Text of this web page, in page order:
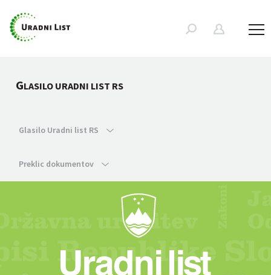
GLASILO URADNI LIST RS
Glasilo Uradni list RS
Preklic dokumentov